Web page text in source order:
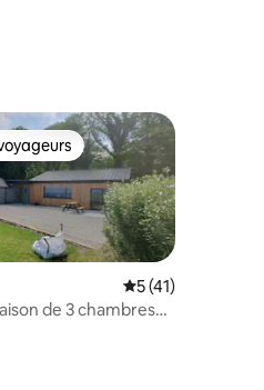
146 commentaires : 4,78 sur 5
les plus appréciés
Évaluation
5 (41)
de 3 chambres